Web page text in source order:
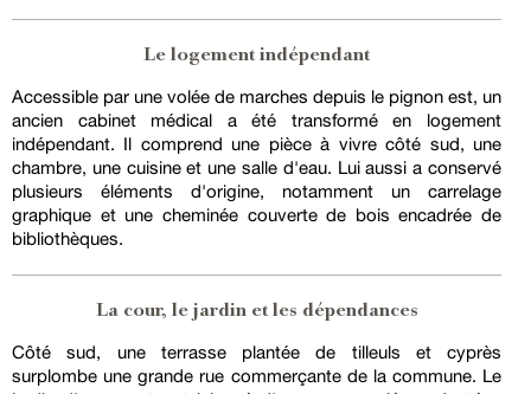
Le logement indépendant
Accessible par une volée de marches depuis le pignon est, un
ancien cabinet médical a été transformé en logement
indépendant. Il comprend une pièce à vivre côté sud, une
chambre, une cuisine et une salle d'eau. Lui aussi a conservé
plusieurs éléments d'origine, notamment un carrelage
graphique et une cheminée couverte de bois encadrée de
bibliothèques.
La cour, le jardin et les dépendances
Côté sud, une terrasse plantée de tilleuls et cyprès
surplombe une grande rue commerçante de la commune. Le